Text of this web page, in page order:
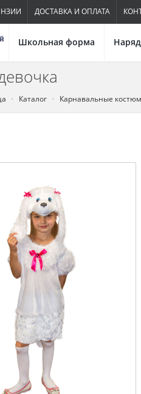
ДОСТАВКА И ОПЛАТА
Школьная форма
Каталог Карнавальные